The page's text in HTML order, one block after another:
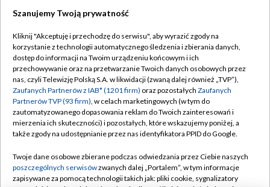
TVP
Abonament TVP
Emisja w TVP
Centrum informacji TVP
Naziemna Telewizja Cyfrowa
Rada Programowa
Regulamin TVP
Polityka prywatności
Moje zgody
Pomoc
Kontakt
Szanujemy Twoją prywatność
Kliknij "Akceptuję i przechodzę do serwisu", aby wyrazić zgody na
korzystanie z technologii automatycznego śledzenia i zbierania danych,
dostęp do informacji na Twoim urządzeniu końcowym i ich
przechowywanie oraz na przetwarzanie Twoich danych osobowych przez
nas, czyli Telewizję Polską S.A. w likwidacji (zwaną dalej również „TVP”),
Zaufanych Partnerów z IAB* (1201 firm) oraz pozostałych Zaufanych
Partnerów TVP (93 firm), w celach marketingowych (w tym do
zautomatyzowanego dopasowania reklam do Twoich zainteresowań i
mierzenia ich skuteczności) i pozostałych, które wskazujemy poniżej, a
także zgody na udostępnianie przez nas identyfikatora PPID do Google.
Twoje dane osobowe zbierane podczas odwiedzania przez Ciebie naszych
poszczególnych serwisówzwanych dalej „Portalem”, w tym informacje
zapisywane za pomocą technologii takich jak: pliki cookie, sygnalizatory